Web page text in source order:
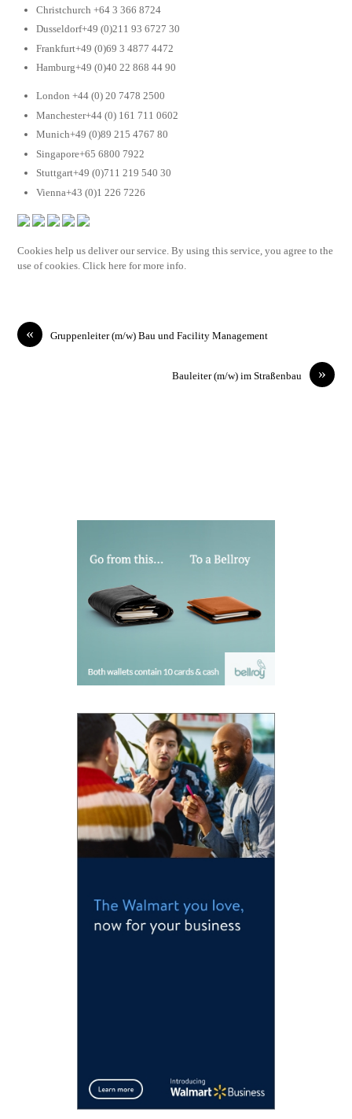
Christchurch +64 3 366 8724
Dusseldorf+49 (0)211 93 6727 30
Frankfurt+49 (0)69 3 4877 4472
Hamburg+49 (0)40 22 868 44 90
London +44 (0) 20 7478 2500
Manchester+44 (0) 161 711 0602
Munich+49 (0)89 215 4767 80
Singapore+65 6800 7922
Stuttgart+49 (0)711 219 540 30
Vienna+43 (0)1 226 7226
Cookies help us deliver our service. By using this service, you agree to the
use of cookies. Click here for more info.
« Gruppenleiter (m/w) Bau und Facility Management
»
Bauleiter (m/w) im Straßenbau